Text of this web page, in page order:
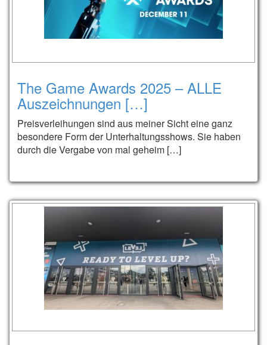
The Game Awards 2025 – ALLE
Auszeichnungen […]
Preisverleihungen sind aus meiner Sicht eine ganz
besondere Form der Unterhaltungsshows. Sie haben
durch die Vergabe von mal geheim […]